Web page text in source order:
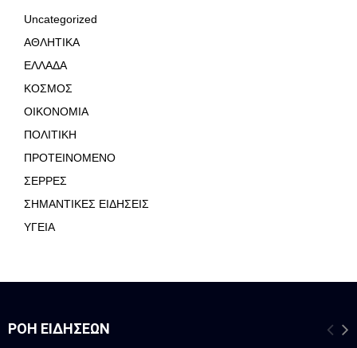
Uncategorized
ΑΘΛΗΤΙΚΑ
ΕΛΛΑΔΑ
ΚΟΣΜΟΣ
ΟΙΚΟΝΟΜΙΑ
ΠΟΛΙΤΙΚΗ
ΠΡΟΤΕΙΝΟΜΕΝΟ
ΣΕΡΡΕΣ
ΣΗΜΑΝΤΙΚΕΣ ΕΙΔΗΣΕΙΣ
ΥΓΕΙΑ
ΡΟΉ ΕΙΔΉΣΕΩΝ